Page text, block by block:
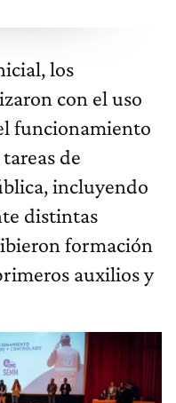
los
con el uso
funcionamiento
de
incluyendo
distintas
formación
auxilios y